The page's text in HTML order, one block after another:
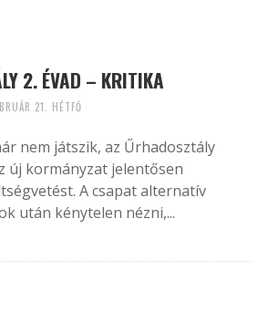
2. ÉVAD – KRITIKA
21. HÉTFŐ
nem játszik, az Űrhadosztály
új kormányzat jelentősen
A csapat alternatív
után kénytelen nézni,...